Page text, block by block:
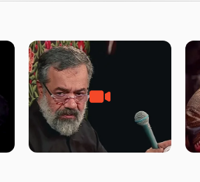
مادر منم مثل تو خمیدم – حاج
محمود کریمی – شهادت حضرت